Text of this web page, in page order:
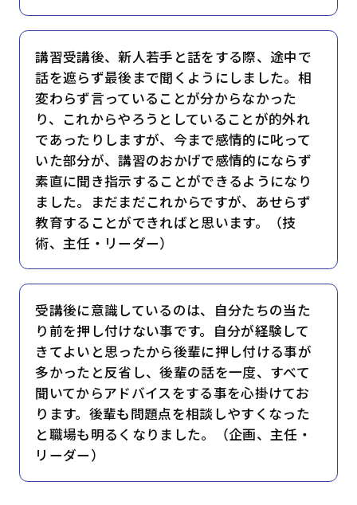
講習受講後、新人若手と話をする際、途中で
話を遮らず最後まで聞くようにしました。相
変わらず言っていることが分からなかった
り、これからやろうとしていることが的外れ
であったりしますが、今まで感情的に叱って
いた部分が、講習のおかげで感情的にならず
素直に聞き指示することができるようになり
ました。まだまだこれからですが、あせらず
教育することができればと思います。（技
術、主任・リーダー）
受講後に意識しているのは、自分たちの当た
り前を押し付けない事です。自分が経験して
きてよいと思ったから後輩に押し付ける事が
多かったと反省し、後輩の話を一度、すべて
聞いてからアドバイスをする事を心掛けてお
ります。後輩も問題点を相談しやすくなった
と職場も明るくなりました。（企画、主任・
リーダー）